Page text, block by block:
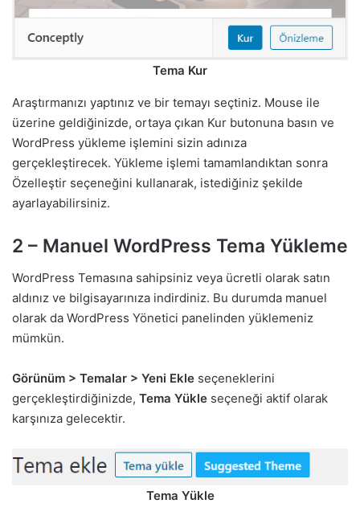
Tema Kur
Araştırmanızı yaptınız ve bir temayı seçtiniz. Mouse ile
üzerine geldiğinizde, ortaya çıkan Kur butonuna basın ve
WordPress yükleme işlemini sizin adınıza
gerçekleştirecek. Yükleme işlemi tamamlandıktan sonra
Özelleştir seçeneğini kullanarak, istediğiniz şekilde
ayarlayabilirsiniz.
2 – Manuel WordPress Tema Yükleme
WordPress Temasına sahipsiniz veya ücretli olarak satın
aldınız ve bilgisayarınıza indirdiniz. Bu durumda manuel
olarak da WordPress Yönetici panelinden yüklemeniz
mümkün.
Görünüm > Temalar > Yeni Ekle seçeneklerini
gerçekleştirdiğinizde, Tema Yükle seçeneği aktif olarak
karşınıza gelecektir.
Tema Yükle